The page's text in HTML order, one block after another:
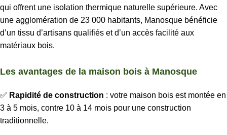
qui offrent une isolation thermique naturelle supérieure. Avec
une agglomération de 23 000 habitants, Manosque bénéficie
d’un tissu d’artisans qualifiés et d’un accès facilité aux
matériaux bois.
Les avantages de la maison bois à Manosque
✅ Rapidité de construction : votre maison bois est montée en
3 à 5 mois, contre 10 à 14 mois pour une construction
traditionnelle.